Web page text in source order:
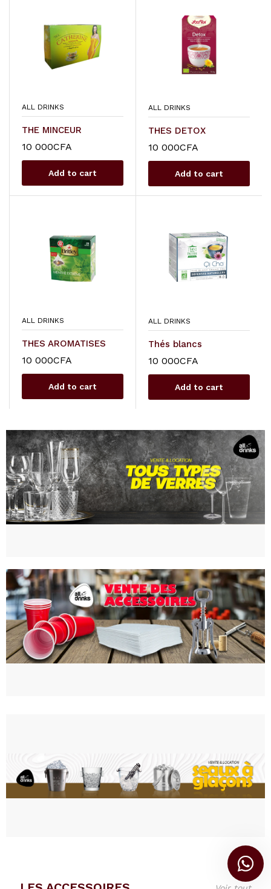
ALL DRINKS
THE MINCEUR
10 000CFA
Add to cart
ALL DRINKS
THES DETOX
10 000CFA
Add to cart
ALL DRINKS
THES AROMATISES
10 000CFA
Add to cart
ALL DRINKS
Thés blancs
10 000CFA
Add to cart